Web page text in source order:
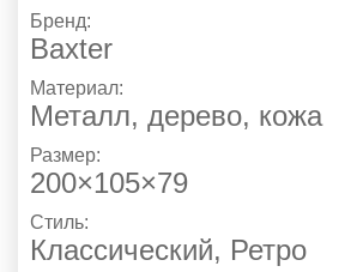
Бренд:
Baxter
Материал:
Металл, дерево, кожа
Размер:
200×105×79
Стиль:
Классический, Ретро